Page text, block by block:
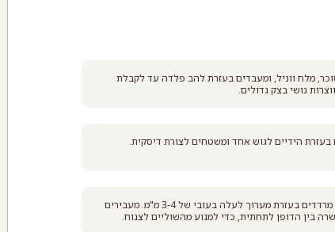
מלח ווניל, ומעבדים בעזרת להב פלדה עד לקבלת
גושי בצק גדולים.
הידיים לגוש אחד ומשטחים לצורת דיסקית.
מוציאים את הבצק המצונן מהמקרר ומעבירים למשטח עבודה מקומח. מרדדים בעזרת מערוך לעלה בעובי של 3-4 מ"מ. מעבירים
בין הדופן לתחתית, כדי למנוע מהשוליים לצנוח.